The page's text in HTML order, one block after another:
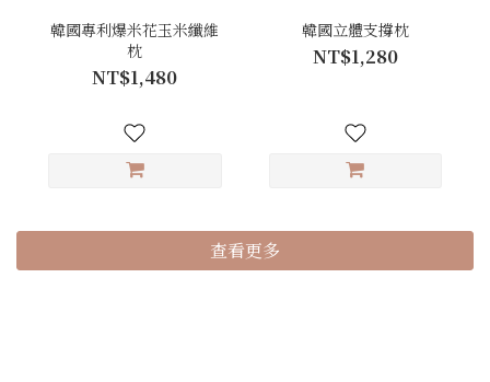
韓國專利爆米花玉米纖維
枕
NT$1,480
韓國立體支撐枕
NT$1,280
查看更多